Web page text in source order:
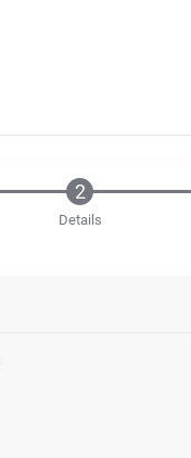
Details